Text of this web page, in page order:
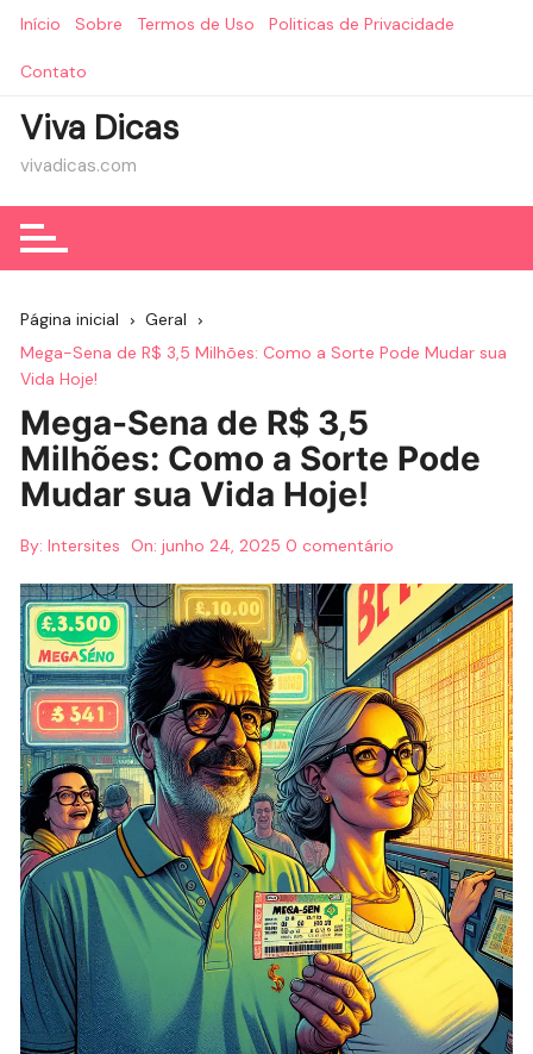
Início Sobre Termos de Uso Politicas de Privacidade
Contato
Viva Dicas
vivadicas.com
Página inicial
Geral
Mega-Sena de R$ 3,5 Milhões: Como a Sorte Pode Mudar sua
Vida Hoje!
Mega-Sena de R$ 3,5
Milhões: Como a Sorte Pode
Mudar sua Vida Hoje!
By: Intersites On:junho 24, 2025 0 comentário